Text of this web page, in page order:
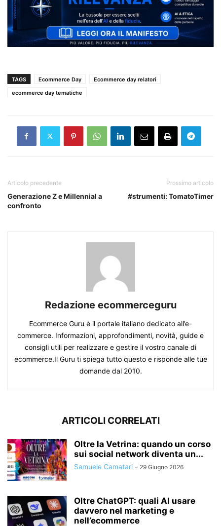
TAGS Ecommerce Day
Ecommerce day relatori
ecommerce day tematiche
Articolo precedente
Generazione Z e Millennial a
confronto
Prossimo articolo
#strumenti: TomatoTimer
Redazione ecommerceguru
Ecommerce Guru è il portale italiano dedicato all’e-
commerce. Informazioni, approfondimenti, novità, guide e
consigli utili per realizzare e gestire il vostro canale di
ecommerce.Il Guru ti spiega tutto questo e risponde alle tue
domande dal 2010.
ARTICOLI CORRELATI
Oltre la Vetrina: quando un corso
sui social network diventa un...
Samuele Camatari - 29 Giugno 2026
Oltre ChatGPT: quali AI usare
davvero nel marketing e
nell’ecommerce